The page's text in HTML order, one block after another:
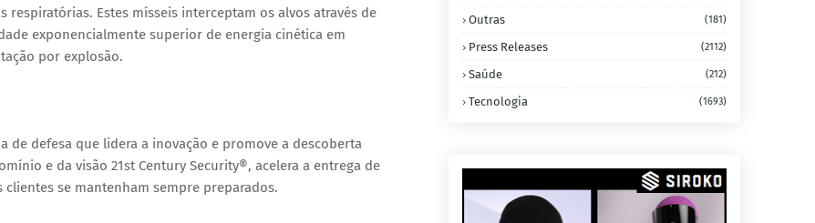
respiratórias. Estes mísseis interceptam os alvos através de
exponencialmente superior de energia cinética em
por explosão.
de defesa que lidera a inovação e promove a descoberta
e da visão 21st Century Security®, acelera a entrega de
se mantenham sempre preparados.
Outras (181)
Press Releases (2112)
Saúde (212)
Tecnologia (1693)